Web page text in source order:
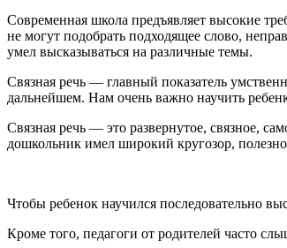
Современная школа предъявляет высокие
не могут подобрать подходящее слово,
умел высказываться на различные темы.
Связная речь — главный показатель
дальнейшем. Нам очень важно научить
Связная речь — это развернутое, связное,
дошкольник имел широкий кругозор,
Чтобы ребенок научился последовательно
Кроме того, педагоги от родителей часто